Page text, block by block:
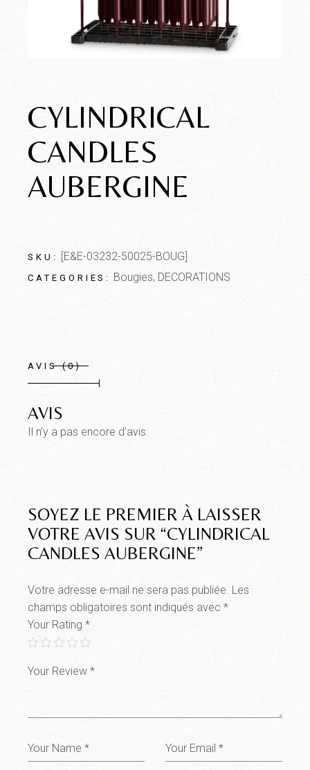
CYLINDRICAL
CANDLES
AUBERGINE
SKU: [E&E-03232-50025-BOUG]
CATEGORIES: Bougies, DECORATIONS
AVIS (0)
AVIS
Il n’y a pas encore d’avis.
SOYEZ LE PREMIER À LAISSER
VOTRE AVIS SUR “CYLINDRICAL
CANDLES AUBERGINE”
Votre adresse e-mail ne sera pas publiée. Les
champs obligatoires sont indiqués avec*
Your Rating*